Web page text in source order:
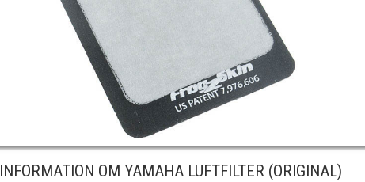
INFORMATION OM YAMAHA LUFTFILTER (ORIGINAL)